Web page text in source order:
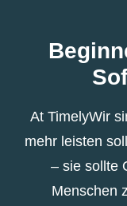
At TimelyWir
mehr leisten
– sie sollte
Menschen